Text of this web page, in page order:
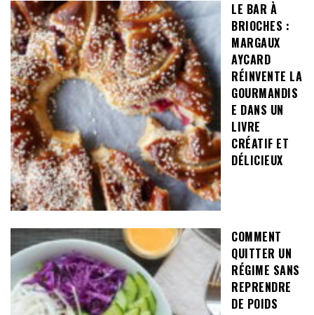
LE BAR À
BRIOCHES :
MARGAUX
AYCARD
RÉINVENTE LA
GOURMANDIS
E DANS UN
LIVRE
CRÉATIF ET
DÉLICIEUX
COMMENT
QUITTER UN
RÉGIME SANS
REPRENDRE
DE POIDS